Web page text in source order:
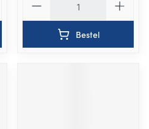
Bestel